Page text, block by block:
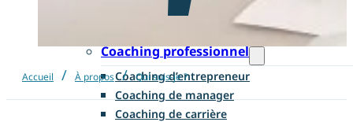
Bilan de compétences en présentiel
Coaching professionnel
Coaching d’entrepreneur
Coaching de manager
Coaching de carrière
Accueil / À propos / Qui suis-je ?